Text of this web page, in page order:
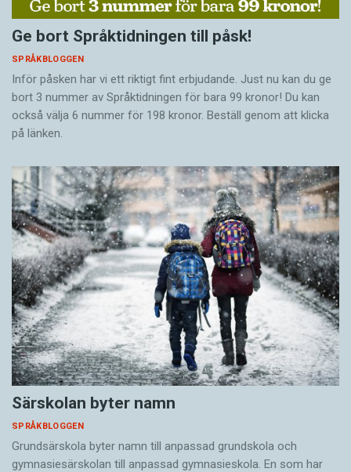
Ge bort Språktidningen till påsk!
SPRÅKBLOGGEN
Inför påsken har vi ett riktigt fint erbjudande. Just nu kan du ge
bort 3 nummer av Språktidningen för bara 99 kronor! Du kan
också välja 6 nummer för 198 kronor. Beställ genom att klicka
på länken.
Särskolan byter namn
SPRÅKBLOGGEN
Grundsärskola byter namn till anpassad grundskola och
gymnasiesärskolan till anpassad gymnasieskola. En som har